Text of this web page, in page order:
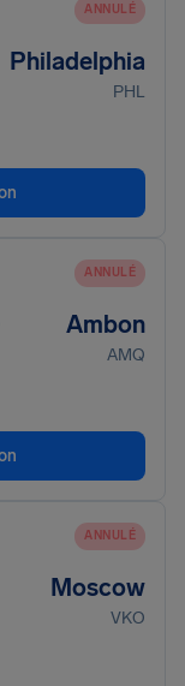
ANNULÉ
Philadelphia
PHL
ANNULÉ
Ambon
AMQ
ANNULÉ
Moscow
VKO